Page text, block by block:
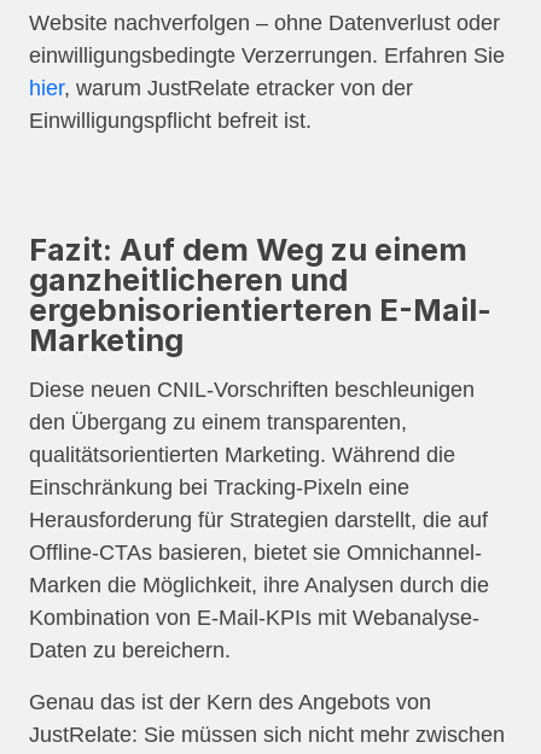
Website nachverfolgen – ohne Datenverlust oder
einwilligungsbedingte Verzerrungen. Erfahren Sie
hier, warum JustRelate etracker von der
Einwilligungspflicht befreit ist.
Fazit: Auf dem Weg zu einem
ganzheitlicheren und
ergebnisorientierteren E-Mail-
Marketing
Diese neuen CNIL-Vorschriften beschleunigen
den Übergang zu einem transparenten,
qualitätsorientierten Marketing. Während die
Einschränkung bei Tracking-Pixeln eine
Herausforderung für Strategien darstellt, die auf
Offline-CTAs basieren, bietet sie Omnichannel-
Marken die Möglichkeit, ihre Analysen durch die
Kombination von E-Mail-KPIs mit Webanalyse-
Daten zu bereichern.
Genau das ist der Kern des Angebots von
JustRelate: Sie müssen sich nicht mehr zwischen